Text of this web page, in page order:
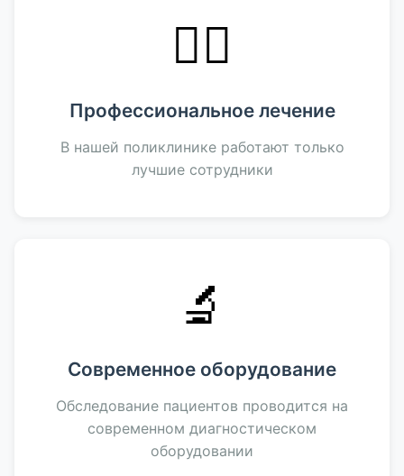
👨‍⚕️
Профессиональное лечение
В нашей поликлинике работают только
лучшие сотрудники
🔬
Современное оборудование
Обследование пациентов проводится на
современном диагностическом
оборудовании